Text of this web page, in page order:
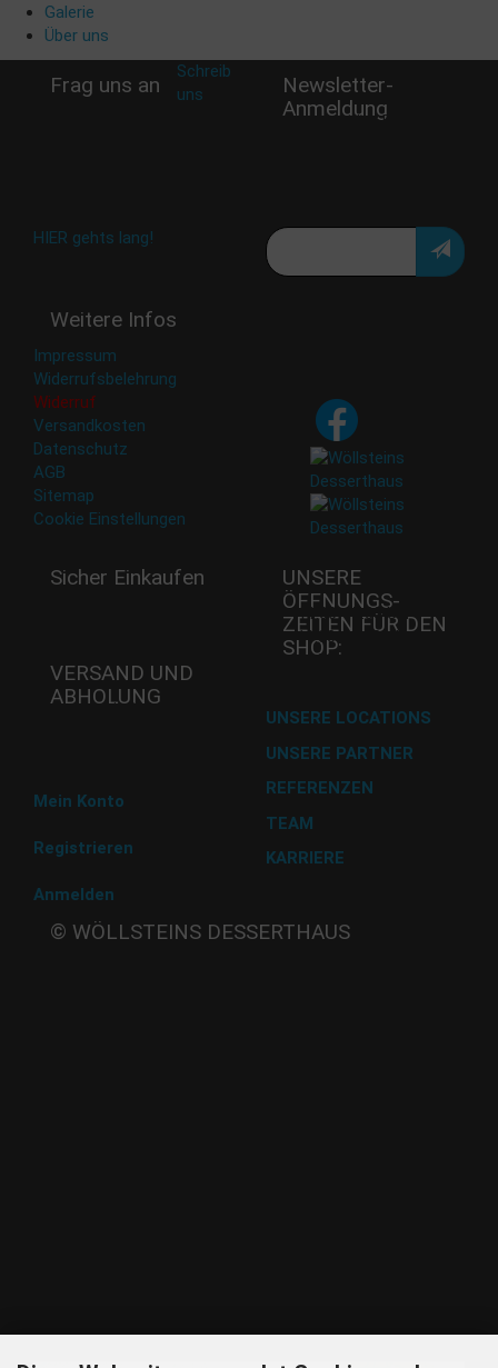
Galerie
Über uns
Frag uns an
Schreib
uns
HIER gehts lang!
Weitere Infos
Impressum
Widerrufsbelehrung
Widerruf
Versandkosten
Datenschutz
AGB
Sitemap
Cookie Einstellungen
Newsletter-
Anmeldung
Verpasse keine Rabatt-
Sicher Einkaufen
VERSAND UND
ABHOLUNG
Versand mit DHL
Mein Konto
Registrieren
Anmelden
UNSERE
ÖFFNUNGS­
ZEITEN FÜR DEN
SHOP:
Mi - 11:00-17:00 Uhr
Do -11:00-17:00 Uhr
Fr - 11:00-17:00 Uhr
UNSERE LOCATIONS
UNSERE PARTNER
REFERENZEN
TEAM
KARRIERE
© WÖLLSTEINS DESSERTHAUS
GOOGLE MAPS